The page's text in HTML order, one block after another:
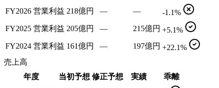
FY2026 営業利益 218億円 — —
-1.1%
FY2025 営業利益 205億円 — 215億円 +5.1%
FY2024 営業利益 161億円 — 197億円 +22.1%
売上高
年度
当初予想 修正予想 実績
乖離